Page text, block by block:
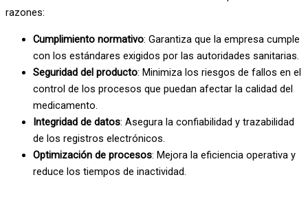
razones:
Cumplimiento normativo: Garantiza que la empresa cumple
con los estándares exigidos por las autoridades sanitarias.
Seguridad del producto: Minimiza los riesgos de fallos en el
control de los procesos que puedan afectar la calidad del
medicamento.
Integridad de datos: Asegura la confiabilidad y trazabilidad
de los registros electrónicos.
Optimización de procesos: Mejora la eficiencia operativa y
reduce los tiempos de inactividad.